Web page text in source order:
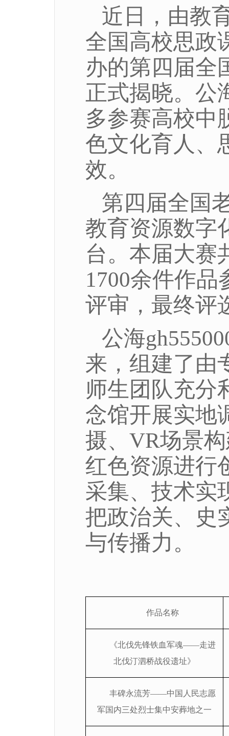
近日，由教
全国高校思政
办的第四届全
正式揭晓。公
多参赛高校中
色文化育人、
效。
第四届全国
教育资源数字
台。本届大赛
1700余件作
评审，最终评
公海
来，组建了由
师生团队充分
念馆开展实地
摄、 VR场景
红色资源进行
采集、技术实
把政治关、史
与传播力。
作品名称
《北伐先锋铁血军魂——走进
北伐汀泗桥战役遗址》
丰碑永流芳——中国人民志愿
军国内三处烈士集中安葬地之一